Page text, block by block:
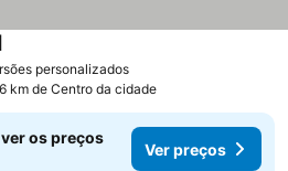
personalizadosVer preços
Ver preços
km de Centro da cidade
os preços
Ver preços